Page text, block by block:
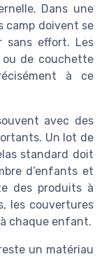
Dans une
camp doivent se
sans effort. Les
ou de couchette
à ce
avec des
Un lot de
standard doit
d’enfants et
des produits à
les couvertures
chaque enfant.
un matériau